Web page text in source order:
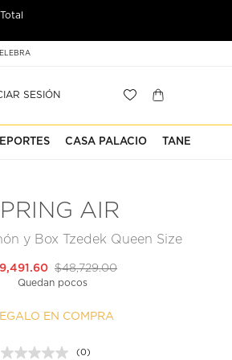
SESIÓN
CASA PALACIO TANE
AIR
y Box Tzedek Queen Size
$48,729.00
Quedan pocos
EN COMPRA
(0)